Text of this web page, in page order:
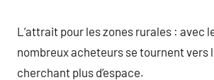
L’attrait pour les zones rurales : avec
nombreux acheteurs se tournent vers
cherchant plus d’espace.